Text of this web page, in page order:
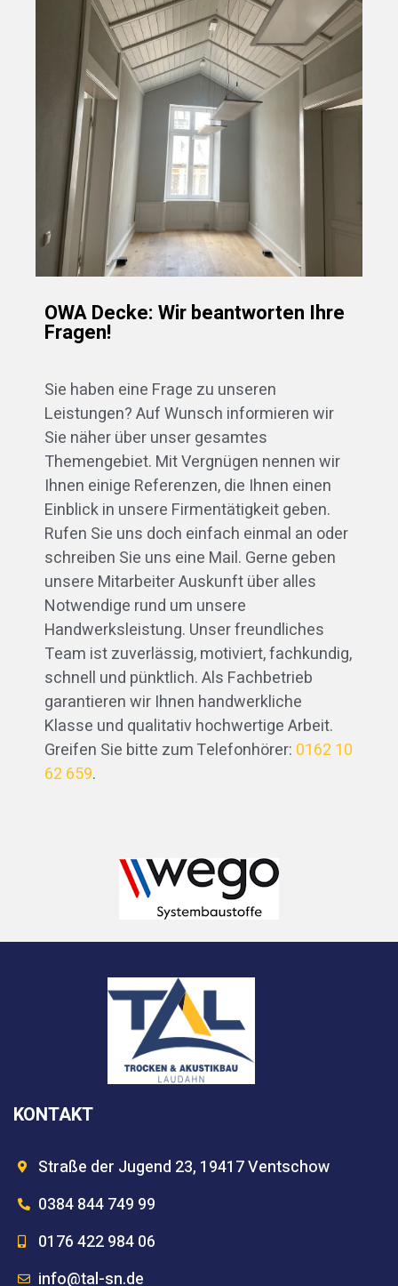
OWA Decke: Wir beantworten Ihre
Fragen!
Sie haben eine Frage zu unseren
Leistungen? Auf Wunsch informieren wir
Sie näher über unser gesamtes
Themengebiet. Mit Vergnügen nennen wir
Ihnen einige Referenzen, die Ihnen einen
Einblick in unsere Firmentätigkeit geben.
Rufen Sie uns doch einfach einmal an oder
schreiben Sie uns eine Mail. Gerne geben
unsere Mitarbeiter Auskunft über alles
Notwendige rund um unsere
Handwerksleistung. Unser freundliches
Team ist zuverlässig, motiviert, fachkundig,
schnell und pünktlich. Als Fachbetrieb
garantieren wir Ihnen handwerkliche
Klasse und qualitativ hochwertige Arbeit.
Greifen Sie bitte zum Telefonhörer: 0162 10
62 659.
KONTAKT
Straße der Jugend 23, 19417 Ventschow
0384 844 749 99
0176 422 984 06
info@tal-sn.de